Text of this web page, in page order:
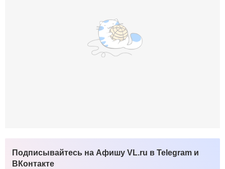
Подписывайтесь на Афишу VL.ru в Telegram и
ВКонтакте